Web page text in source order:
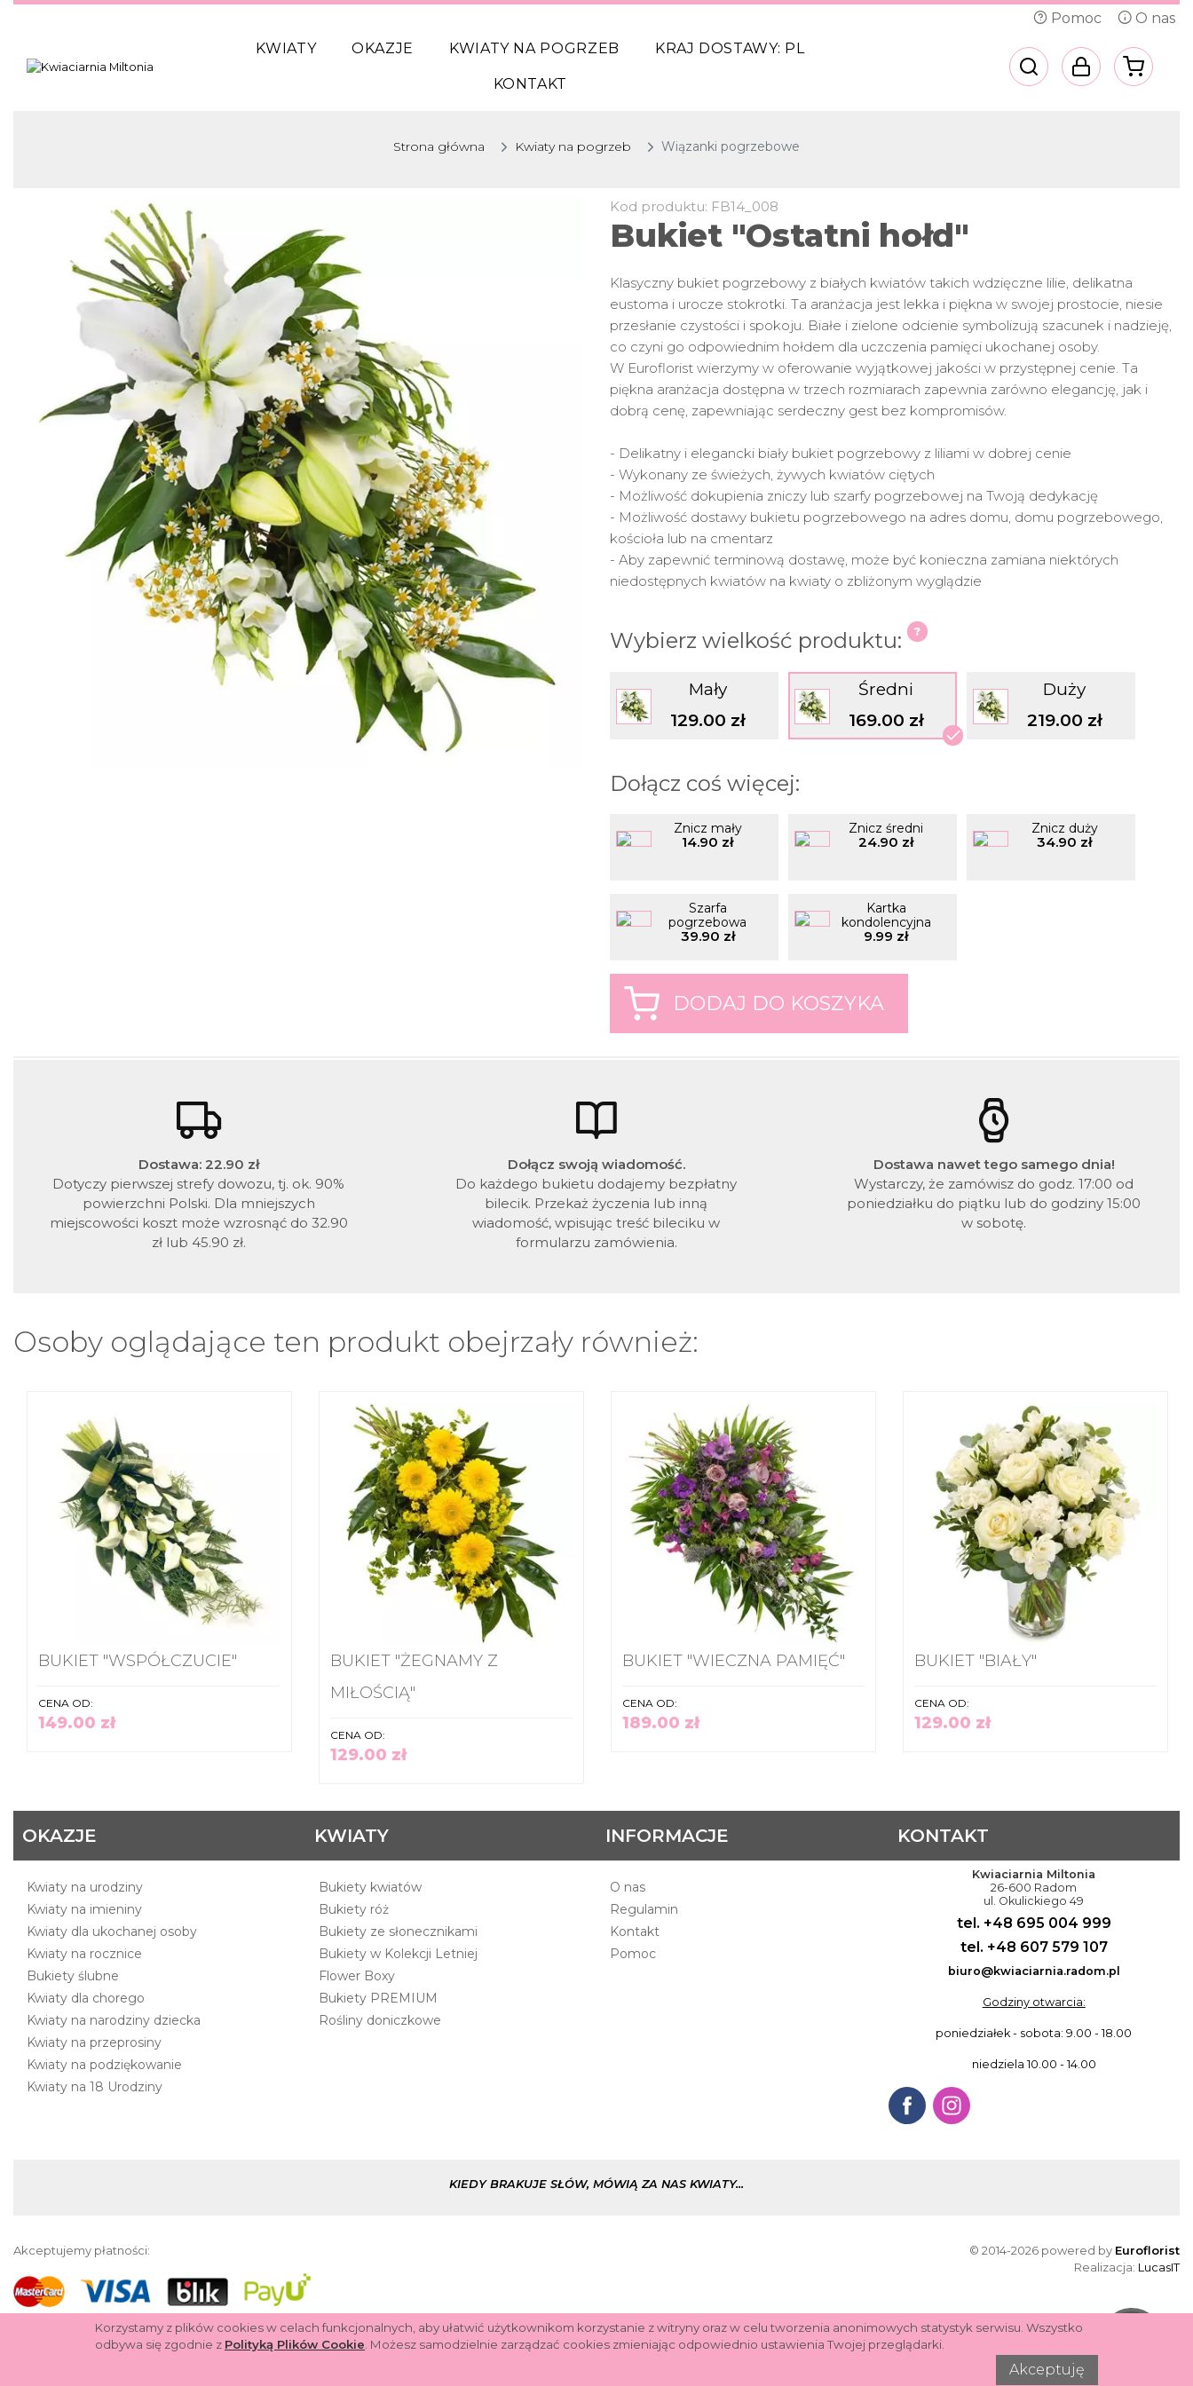
Pomoc
O nas
KWIATY
OKAZJE KWIATY NA POGRZEB KRAJ DOSTAWY: PL
KONTAKT
Strona główna Kwiaty na pogrzeb Wiązanki pogrzebowe
Kod produktu: FB14_008
Bukiet "Ostatni hołd"
Klasyczny bukiet pogrzebowy z białych kwiatów takich wdzięczne lilie, delikatna
eustoma i urocze stokrotki. Ta aranżacja jest lekka i piękna w swojej prostocie, niesie
przesłanie czystości i spokoju. Białe i zielone odcienie symbolizują szacunek i nadzieję,
co czyni go odpowiednim hołdem dla uczczenia pamięci ukochanej osoby.
W Euroflorist wierzymy w oferowanie wyjątkowej jakości w przystępnej cenie. Ta
piękna aranżacja dostępna w trzech rozmiarach zapewnia zarówno elegancję, jak i
dobrą cenę, zapewniając serdeczny gest bez kompromisów.
- Delikatny i elegancki biały bukiet pogrzebowy z liliami w dobrej cenie
- Wykonany ze świeżych, żywych kwiatów ciętych
- Możliwość dokupienia zniczy lub szarfy pogrzebowej na Twoją dedykację
- Możliwość dostawy bukietu pogrzebowego na adres domu, domu pogrzebowego,
kościoła lub na cmentarz
- Aby zapewnić terminową dostawę, może być konieczna zamiana niektórych
niedostępnych kwiatów na kwiaty o zbliżonym wyglądzie
Wybierz wielkość produktu:
Mały
129.00 zł
Średni
169.00 zł
Duży
219.00 zł
Dołącz coś więcej:
Znicz mały
14.90 zł
Znicz średni
24.90 zł
Znicz duży
34.90 zł
Szarfa
pogrzebowa
39.90 zł
Kartka
kondolencyjna
9.99 zł
Dostawa: 22.90 zł
Dotyczy pierwszej strefy dowozu, tj. ok. 90%
powierzchni Polski. Dla mniejszych
miejscowości koszt może wzrosnąć do 32.90
zł lub 45.90 zł.
Dołącz swoją wiadomość.
Do każdego bukietu dodajemy bezpłatny
bilecik. Przekaż życzenia lub inną
wiadomość, wpisując treść bileciku w
formularzu zamówienia.
Dostawa nawet tego samego dnia!
Wystarczy, że zamówisz do godz. 17:00 od
poniedziałku do piątku lub do godziny 15:00
w sobotę.
Osoby oglądające ten produkt obejrzały również:
BUKIET "WSPÓŁCZUCIE"
CENA OD:
149.00 zł
BUKIET "ŻEGNAMY Z
MIŁOŚCIĄ"
CENA OD:
129.00 zł
BUKIET "WIECZNA PAMIĘĆ"
CENA OD:
189.00 zł
BUKIET "BIAŁY"
CENA OD:
129.00 zł
OKAZJE
Kwiaty na urodziny
Kwiaty na imieniny
Kwiaty dla ukochanej osoby
Kwiaty na rocznice
Bukiety ślubne
Kwiaty dla chorego
Kwiaty na narodziny dziecka
Kwiaty na przeprosiny
Kwiaty na podziękowanie
Kwiaty na 18 Urodziny
KWIATY
Bukiety kwiatów
Bukiety róż
Bukiety ze słonecznikami
Bukiety w Kolekcji Letniej
Flower Boxy
Bukiety PREMIUM
Rośliny doniczkowe
INFORMACJE
O nas
Regulamin
Kontakt
Pomoc
KONTAKT
Kwiaciarnia Miltonia
26-600 Radom
ul. Okulickiego 49
tel. +48 695 004 999
tel. +48 607 579 107
biuro@kwiaciarnia.radom.pl
Godziny otwarcia:
poniedziałek - sobota: 9.00 - 18.00
niedziela 10.00 - 14.00
KIEDY BRAKUJE SŁÓW, MÓWIĄ ZA NAS KWIATY...
Akceptujemy płatności: © 2014-2026 powered by Euroflorist
Realizacja: LucasIT
Korzystamy z plików cookies w celach funkcjonalnych, aby ułatwić użytkownikom korzystanie z witryny oraz w celu tworzenia anonimowych statystyk serwisu. Wszystko
odbywa się zgodnie z Polityką Plików Cookie . Możesz samodzielnie zarządzać cookies zmieniając odpowiednio ustawienia Twojej przeglądarki.
Akceptuję